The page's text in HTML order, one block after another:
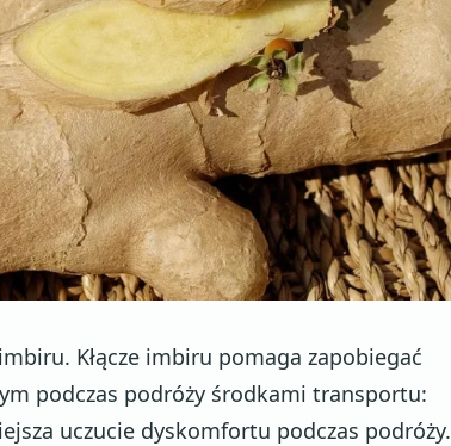
Kłącze imbiru pomaga zapobiegać
podczas podróży środkami transportu:
uczucie dyskomfortu podczas podróży.